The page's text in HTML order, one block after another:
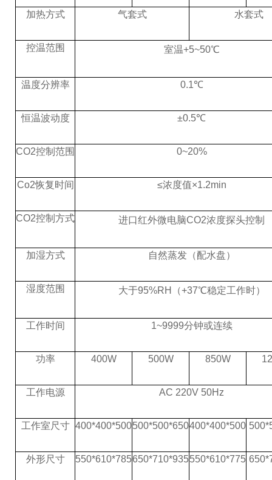
加热方式 气套式 水套式
控温范围 室温+5~50℃
温度分辨率 0.1℃
恒温波动度 ±0.5℃
CO2控制范围 0~20%
Co2恢复时间 ≤浓度值×1.2min
CO2控制方式 进口红外微电脑CO2浓度探头控制
加湿方式 自然蒸发（配水盘）
湿度范围 大于95%RH（+37℃稳定工作时）
工作时间 1~9999分钟或连续
功率 400W 500W 850W
工作电源 AC 220V 50Hz
工作室尺寸 400*400*500500*500*650400*400*500
外形尺寸 550*610*785650*710*935550*610*775